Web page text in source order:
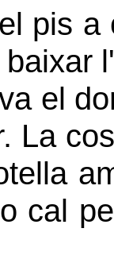
pis
el
La
cal